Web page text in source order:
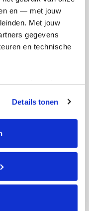
en — met jouw
Met jouw
gegevens
en technische
moment wijzigen of
de pagina. De
“details”.
Details tonen